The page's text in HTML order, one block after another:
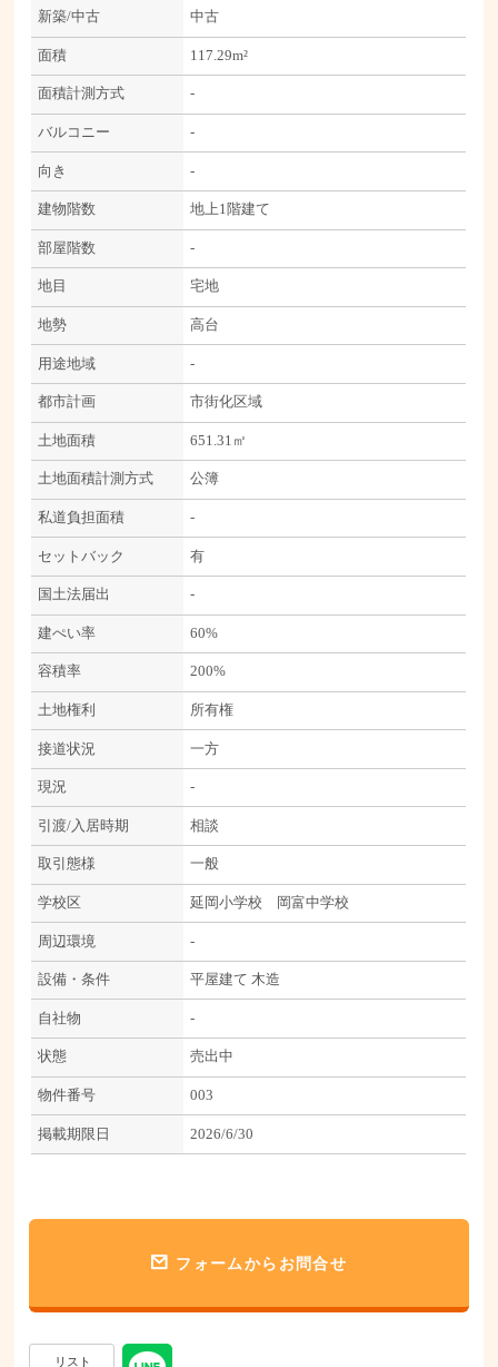
新築/中古 中古
面積 117.29m²
面積計測方式 -
バルコニー -
向き -
建物階数 地上1階建て
部屋階数 -
地目 宅地
地勢 高台
用途地域 -
都市計画 市街化区域
土地面積 651.31㎡
土地面積計測方式 公簿
私道負担面積 -
セットバック 有
国土法届出 -
建ぺい率 60%
容積率 200%
土地権利 所有権
接道状況 一方
現況 -
引渡/入居時期 相談
取引態様 一般
学校区 延岡小学校 岡富中学校
周辺環境 -
設備・条件 平屋建て 木造
自社物 -
状態 売出中
物件番号 003
掲載期限日 2026/6/30
フォームからお問合せ
リスト